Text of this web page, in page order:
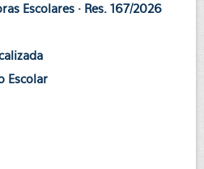
Escolares · Res. 167/2026
Escolar